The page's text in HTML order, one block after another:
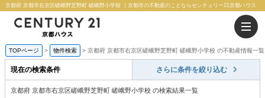
京都府 京都市右京区嵯峨野芝野町 嵯峨野小学校 ｜京都市の不動産のことならセンチュリー21京都ハウス
TOPページ 物件検索 京都府 京都市右京区嵯峨野芝野町 嵯峨野小学校 の不動産情報一覧
現在の検索条件 さらに条件を絞り込む
京都府 京都市右京区嵯峨野芝野町 嵯峨野小学校 の検索結果一覧